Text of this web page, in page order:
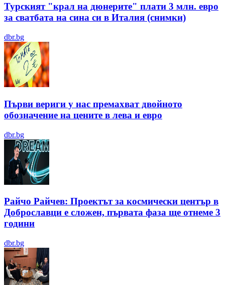
Турският "крал на дюнерите" плати 3 млн. евро
за сватбата на сина си в Италия (снимки)
dbr.bg
Първи вериги у нас премахват двойното
обозначение на цените в лева и евро
dbr.bg
Райчо Райчев: Проектът за космически център в
Доброславци е сложен, първата фаза ще отнеме 3
години
dbr.bg